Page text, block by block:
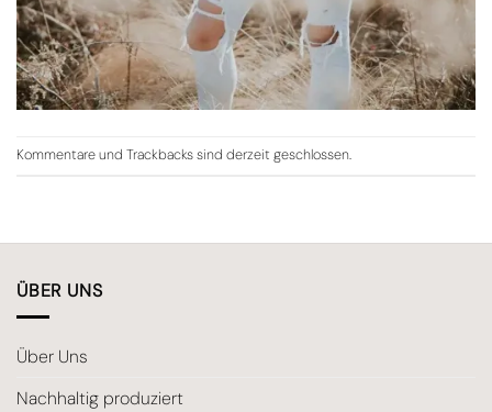
Kommentare und Trackbacks sind derzeit geschlossen.
ÜBER UNS
Über Uns
Nachhaltig produziert